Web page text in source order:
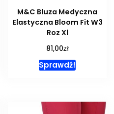
M&C Bluza Medyczna
Elastyczna Bloom Fit W3
Roz Xl
81,00zł
Sprawdź!